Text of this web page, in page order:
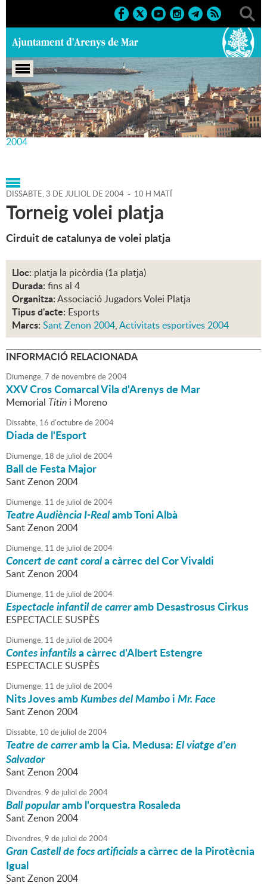
Portada > Agenda > 03-07-
2004 > Marcs > Esportius > 2004 > Activitats esportives
2004
DISSABTE,3 DE JULIOL DE 2004 - 10 H MATÍ
Torneig volei platja
Cirduit de catalunya de volei platja
Lloc: platja la picòrdia (1a platja)
Durada: fins al 4
Organitza:Associació Jugadors Volei Platja
Tipus d'acte: Esports
Marcs: Sant Zenon 2004,Activitats esportives 2004
INFORMACIÓ RELACIONADA
Diumenge,7 de novembrede2004
XXV Cros Comarcal Vila d'Arenys de Mar
Memorial Titin i Moreno
Dissabte, 16 d'octubrede2004
Diada de l'Esport
Diumenge, 18 de juliol de2004
Ball de Festa Major
Sant Zenon 2004
Diumenge, 11 de juliol de2004
Teatre Audiència I-Realamb Toni Albà
Sant Zenon 2004
Diumenge, 11 de juliol de2004
Concert de cant corala càrrec del Cor Vivaldi
Sant Zenon 2004
Diumenge, 11 de juliol de2004
Espectacle infantil de carreramb Desastrosus Cirkus
ESPECTACLE SUSPÈS
Diumenge, 11 de juliol de2004
Contes infantilsa càrrec d'Albert Estengre
ESPECTACLE SUSPÈS
Diumenge, 11 de juliol de2004
Nits Joves ambKumbes del MamboiMr. Face
Sant Zenon 2004
Dissabte, 10 de juliol de2004
Teatre de carreramb la Cia. Medusa:El viatge d'en
Salvador
Sant Zenon 2004
Divendres,9 de juliol de2004
Ball popularamb l'orquestra Rosaleda
Sant Zenon 2004
Divendres,9 de juliol de2004
Gran Castell de focs artificialsa càrrec de la Pirotècnia
Igual
Sant Zenon 2004